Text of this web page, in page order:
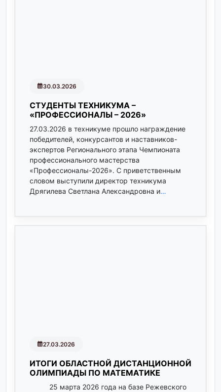
30.03.2026
СТУДЕНТЫ ТЕХНИКУМА –
«ПРОФЕССИОНАЛЫ – 2026»
27.03.2026 в техникуме прошло награждение
победителей, конкурсантов и наставников-
экспертов Регионального этапа Чемпионата
профессионального мастерства
«Профессионалы-2026». С приветственным
словом выступили директор техникума
Дрягилева Светлана Александровна и…
27.03.2026
ИТОГИ ОБЛАСТНОЙ ДИСТАНЦИОННОЙ
ОЛИМПИАДЫ ПО МАТЕМАТИКЕ
25 марта 2026 года на базе Режевского